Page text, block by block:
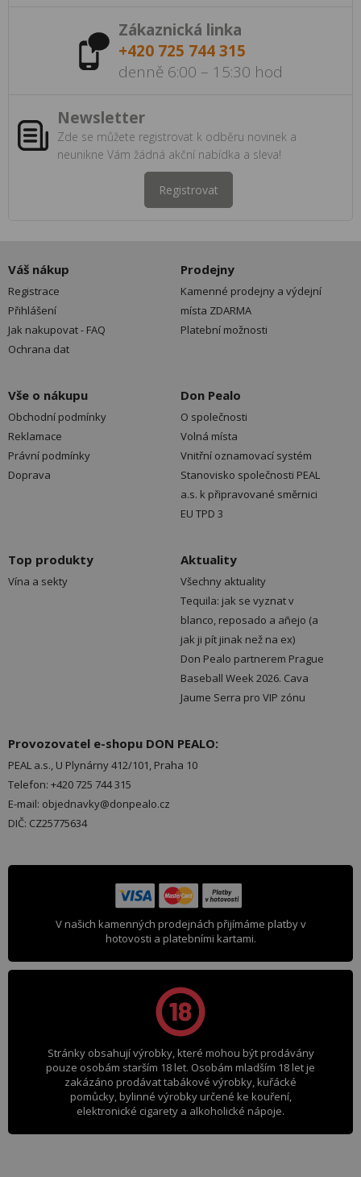
Zákaznická linka
+420 725 744 315
denně 6:00 – 15:30 hod
Newsletter
Zde se můžete registrovat k odběru novinek a
neunikne Vám žádná akční nabídka a sleva!
Registrovat
Váš nákup
Registrace
Přihlášení
Jak nakupovat - FAQ
Ochrana dat
Prodejny
Kamenné prodejny a výdejní
místa ZDARMA
Platební možnosti
Vše o nákupu
Obchodní podmínky
Reklamace
Právní podmínky
Doprava
Don Pealo
O společnosti
Volná místa
Vnitřní oznamovací systém
Stanovisko společnosti PEAL
a.s. k připravované směrnici
EU TPD 3
Top produkty
Vína a sekty
Aktuality
Všechny aktuality
Tequila: jak se vyznat v
blanco, reposado a añejo (a
jak ji pít jinak než na ex)
Don Pealo partnerem Prague
Baseball Week 2026. Cava
Jaume Serra pro VIP zónu
Provozovatel e-shopu DON PEALO:
PEAL a.s., U Plynárny 412/101, Praha 10
Telefon: +420 725 744 315
E-mail: objednavky@donpealo.cz
DIČ: CZ25775634
V našich kamenných prodejnách přijímáme platby v
hotovosti a platebními kartami.
Stránky obsahují výrobky, které mohou být prodávány
pouze osobám starším 18 let. Osobám mladším 18 let je
zakázáno prodávat tabákové výrobky, kuřácké
pomůcky, bylinné výrobky určené ke kouření,
elektronické cigarety a alkoholické nápoje.